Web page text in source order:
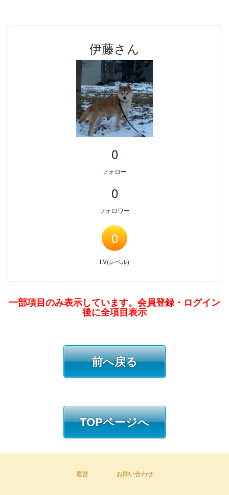
伊藤さん
0
フォロー
0
フォロワー
0
LV(レベル)
一部項目のみ表示しています。会員登録・ログイン
後に全項目表示
前へ戻る
TOPページへ
運営 お問い合わせ